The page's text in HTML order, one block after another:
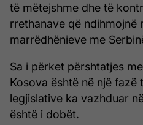
të mëtejshme dhe të
rrethanave që ndihmojnë
marrëdhënieve me
Sa i përket përshtatjes
Kosova është në një fazë
legjislative ka vazhduar
është i dobët.